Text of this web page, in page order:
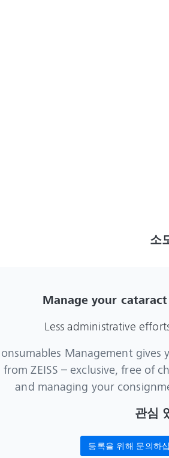
소
Manage your
Less administrative
Management
ZEISS – exclusive, free of
and managing your
관심
등록을 위해 문의하